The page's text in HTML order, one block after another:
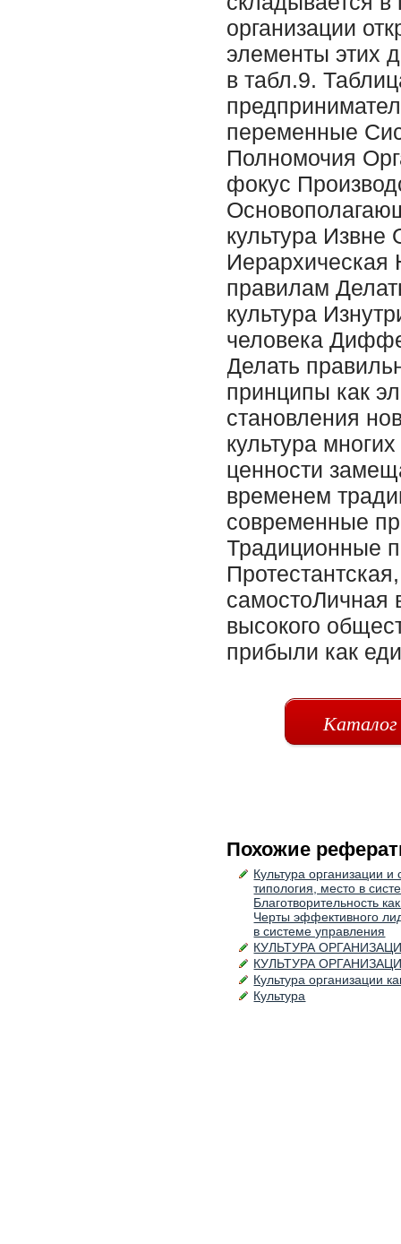
Похожие
Культура организации
типология, место в
Благотворительность
Черты эффективного
в системе управления
КУЛЬТУРА
КУЛЬТУРА
Культура организации
Культура